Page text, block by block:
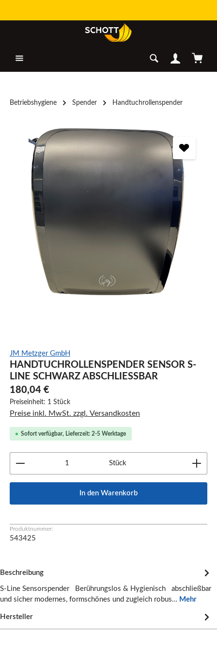
Betriebshygiene Spender Handtuchrollenspender
Bildergalerie überspringen
JM Metzger GmbH
HANDTUCHROLLENSPENDER SENSOR S-
LINE SCHWARZ ABSCHLIESSBAR
180,04 €
Preiseinheit: 1 Stück
Preise inkl. MwSt. zzgl. Versandkosten
Sofort verfügbar, Lieferzeit: 2-5 Werktage
Produkt Anzahl: Gib den gewünschten Wert ein
Stück
In den Warenkorb
Produktnummer:
543425
Beschreibung
S-Line Sensorspender Berührungslos & Hygienisch abschließbar
und sicher modernes, formschönes und zugleich robus… Mehr
Hersteller